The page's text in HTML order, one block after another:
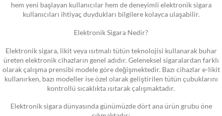
hem yeni başlayan kullanıcılar hem de deneyimli elektronik sigara
kullanıcıları ihtiyaç duydukları bilgilere kolayca ulaşabilir.
Elektronik Sigara Nedir?
Elektronik sigara, likit veya ısıtmalı tütün teknolojisi kullanarak buhar
üreten elektronik cihazların genel adıdır. Geleneksel sigaralardan farklı
olarak çalışma prensibi modele göre değişmektedir. Bazı cihazlar e-likit
kullanırken, bazı modeller ise özel olarak geliştirilen tütün çubuklarını
kontrollü sıcaklıkta ısıtarak çalışmaktadır.
Elektronik sigara dünyasında günümüzde dört ana ürün grubu öne